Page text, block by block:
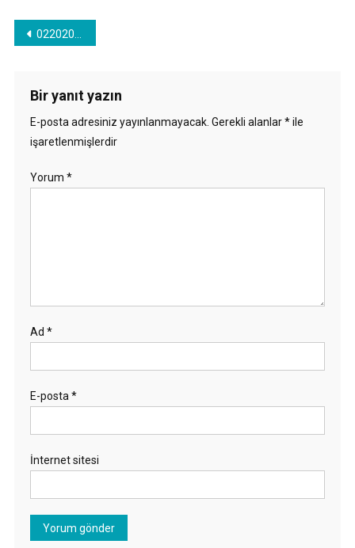
Yazı
022020_1859_VPLEXUnityi7.png
Bir yanıt yazın
E-posta adresiniz yayınlanmayacak. Gerekli alanlar*ile
işaretlenmişlerdir
Yorum *
Ad *
E-posta *
İnternet sitesi